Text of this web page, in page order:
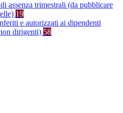
assenza trimestrali (da pubblicare
19
e autorizzati ai dipendenti
dirigenti) 58